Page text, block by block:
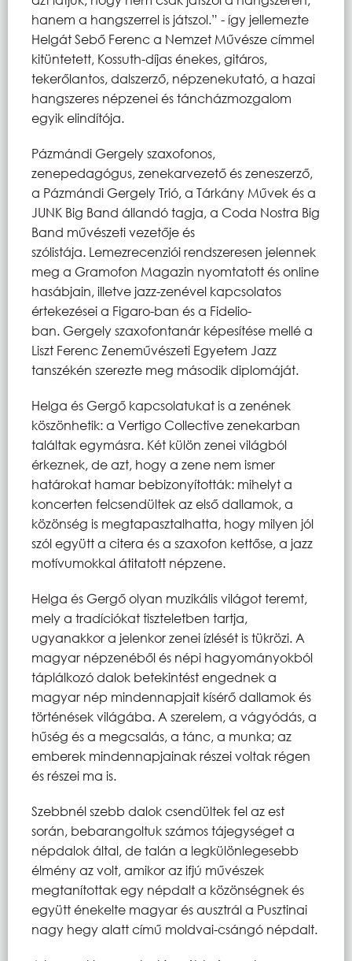
hanem a hangszerrel is játszol.” - így jellemezte
Helgát Sebő Ferenc a Nemzet Művésze címmel
kitüntetett, Kossuth-díjas énekes, gitáros,
tekerőlantos, dalszerző, népzenekutató, a hazai
hangszeres népzenei és táncházmozgalom
egyik elindítója.
Pázmándi Gergely szaxofonos,
zenepedagógus, zenekarvezető és zeneszerző,
a Pázmándi Gergely Trió, a Tárkány Művek és a
JUNK Big Band állandó tagja, a Coda Nostra Big
Band művészeti vezetője és
szólistája. Lemezrecenziói rendszeresen jelennek
meg a Gramofon Magazin nyomtatott és online
hasábjain, illetve jazz-zenével kapcsolatos
értekezései a Figaro-ban és a Fidelio-
ban. Gergely szaxofontanár képesítése mellé a
Liszt Ferenc Zeneművészeti Egyetem Jazz
tanszékén szerezte meg második diplomáját.
Helga és Gergő kapcsolatukat is a zenének
köszönhetik: a Vertigo Collective zenekarban
találtak egymásra. Két külön zenei világból
érkeznek, de azt, hogy a zene nem ismer
határokat hamar bebizonyították: mihelyt a
koncerten felcsendültek az első dallamok, a
közönség is megtapasztalhatta, hogy milyen jól
szól együtt a citera és a szaxofon kettőse, a jazz
motívumokkal átitatott népzene.
Helga és Gergő olyan muzikális világot teremt,
mely a tradíciókat tiszteletben tartja,
ugyanakkor a jelenkor zenei ízlését is tükrözi. A
magyar népzenéből és népi hagyományokból
táplálkozó dalok betekintést engednek a
magyar nép mindennapjait kísérő dallamok és
történések világába. A szerelem, a vágyódás, a
hűség és a megcsalás, a tánc, a munka; az
emberek mindennapjainak részei voltak régen
és részei ma is.
Szebbnél szebb dalok csendültek fel az est
során, bebarangoltuk számos tájegységet a
népdalok által, de talán a legkülönlegesebb
élmény az volt, amikor az ifjú művészek
megtanítottak egy népdalt a közönségnek és
együtt énekelte magyar és ausztrál a Pusztinai
nagy hegy alatt című moldvai-csángó népdalt.